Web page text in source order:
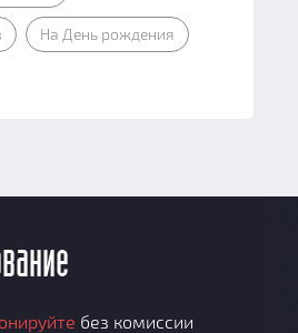
На День рождения
без комиссии